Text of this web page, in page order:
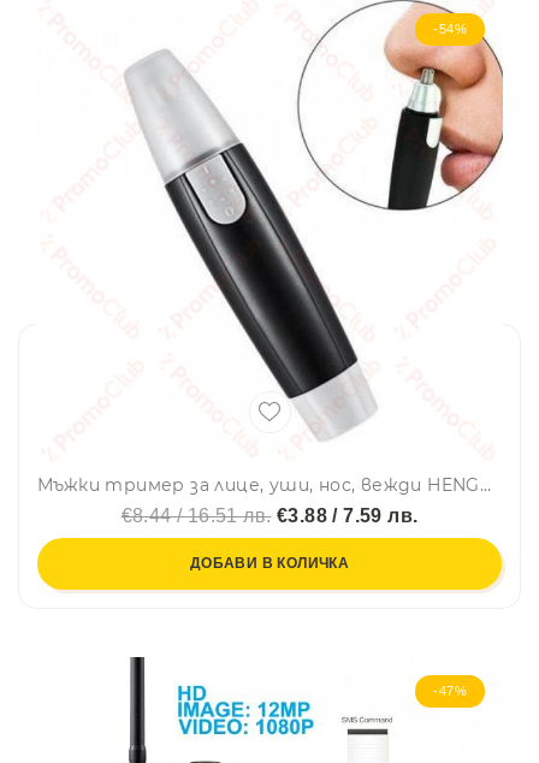
-54%
Мъжки тример за лице, уши, нос, вежди HENGDA HD-002
€8.44 / 16.51 лв.€3.88 / 7.59 лв.
ДОБАВИ В КОЛИЧКА
-47%